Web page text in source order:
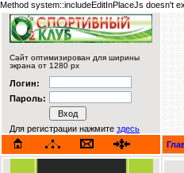
Method system::includeEditInPlaceJs doesn't
Сайт оптимизирован для ширины
экрана от 1280 px
Логин:
Пароль:
Для регистрации нажмите здесь